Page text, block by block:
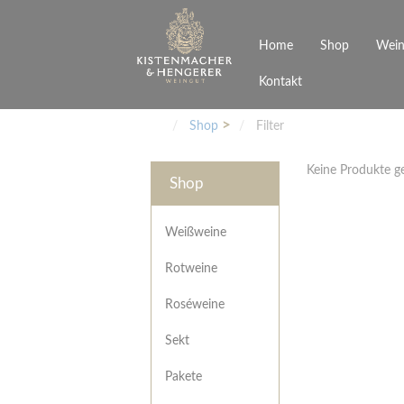
Home Shop
Weißweine
Roséweine
Junges Schwaben
Veranstaltungen
Kontakt
Shop Filter
Shop
Weißweine
Rotweine
Roséweine
Sekt
Pakete
Keine Produkte